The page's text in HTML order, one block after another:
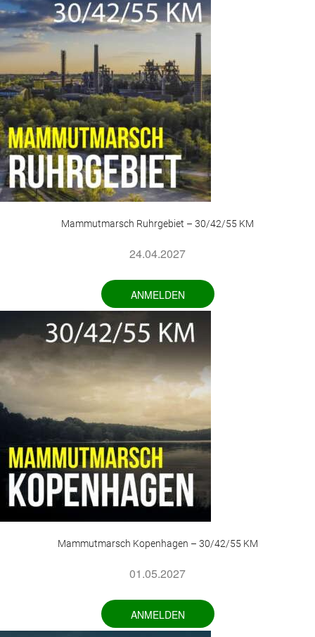
Mammutmarsch Ruhrgebiet – 30/42/55 KM
24.04.2027
ANMELDEN
Mammutmarsch Kopenhagen – 30/42/55 KM
01.05.2027
ANMELDEN